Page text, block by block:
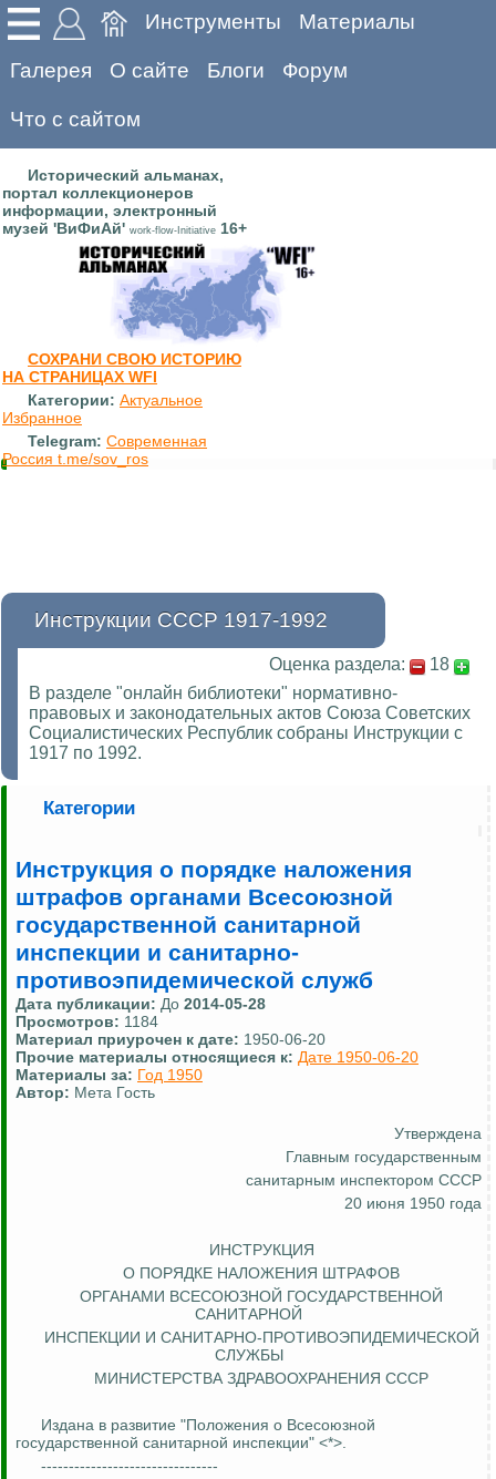
Инструменты Материалы
Галерея О сайте Блоги Форум
Что с сайтом
Исторический альманах,
портал коллекционеров
информации, электронный
музей 'ВиФиАй' work-flow-Initiative 16+
СОХРАНИ СВОЮ ИСТОРИЮ
НА СТРАНИЦАХ WFI
Категории: Актуальное
Избранное
Telegram: Современная
Россия t.me/sov_ros
Инструкции СССР 1917-1992
Оценка раздела:
18
В разделе "онлайн библиотеки" нормативно-
правовых и законодательных актов Союза Советских
Социалистических Республик собраны Инструкции с
1917 по 1992.
Категории
Инструкция о порядке наложения
штрафов органами Всесоюзной
государственной санитарной
инспекции и санитарно-
противоэпидемической служб
Дата публикации: До 2014-05-28
Просмотров: 1184
Материал приурочен к дате: 1950-06-20
Прочие материалы относящиеся к: Дате 1950-06-20
Материалы за: Год 1950
Автор: Мета Гость
Утверждена
Главным государственным
санитарным инспектором СССР
20 июня 1950 года
ИНСТРУКЦИЯ
О ПОРЯДКЕ НАЛОЖЕНИЯ ШТРАФОВ
ОРГАНАМИ ВСЕСОЮЗНОЙ ГОСУДАРСТВЕННОЙ
САНИТАРНОЙ
ИНСПЕКЦИИ И САНИТАРНО-ПРОТИВОЭПИДЕМИЧЕСКОЙ
СЛУЖБЫ
МИНИСТЕРСТВА ЗДРАВООХРАНЕНИЯ СССР
Издана в развитие "Положения о Всесоюзной
государственной санитарной инспекции" <*>.
--------------------------------